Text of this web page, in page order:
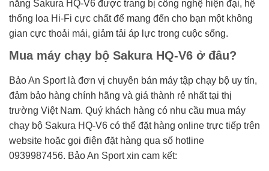
năng Sakura HQ-V6 được trang bị công nghệ hiện đại, hệ
thống loa Hi-Fi cực chất để mang đến cho bạn một không
gian cực thoải mái, giảm tải áp lực trong cuộc sống.
Mua máy chạy bộ Sakura HQ-V6 ở đâu?
Bảo An Sport là đơn vị chuyên bán máy tập chạy bộ uy tín,
đảm bảo hàng chính hãng và giá thành rẻ nhất tại thị
trường Việt Nam. Quý khách hàng có nhu cầu mua máy
chạy bộ Sakura HQ-V6 có thể đặt hàng online trực tiếp trên
website hoặc gọi điện đặt hàng qua số hotline
0939987456. Bảo An Sport xin cam kết: